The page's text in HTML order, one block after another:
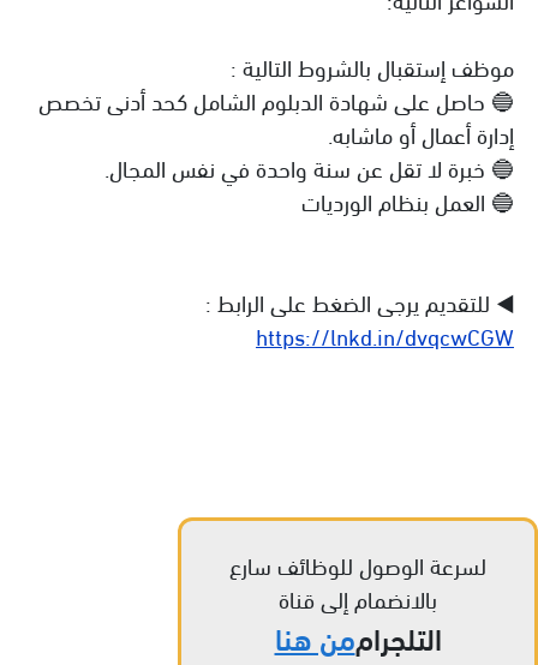
موظف إستقبال بالشروط التالية :
🔵 حاصل على شهادة الدبلوم الشامل كحد أدنى تخصص
إدارة أعمال أو ماشابه.
🔵 خبرة لا تقل عن سنة واحدة في نفس المجال.
🔵 العمل بنظام الورديات
◀️ للتقديم يرجى الضغط على الرابط :
https://lnkd.in/dvqcwCGW
لسرعة الوصول للوظائف سارع
بالانضمام إلى قناة
التلجراممن هنا